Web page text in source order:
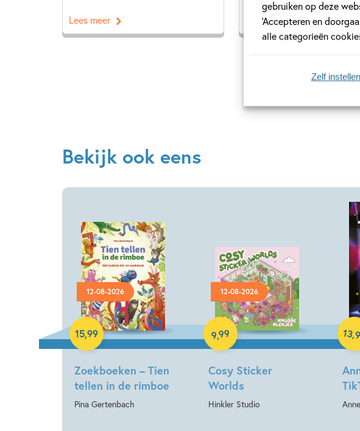
gebruiken op deze
‘Accepteren en
alle categorieën
Zelf instellen
Lees meer Lees meer
Bekijk ook eens
12-08-2026
Zoekboeken – Tien
tellen in de rimboe
Pina Gertenbach
15,99
Hardcover
12-08-2026
Cosy Sticker
Worlds
Hinkler Studio
9,99
Paperback
13,